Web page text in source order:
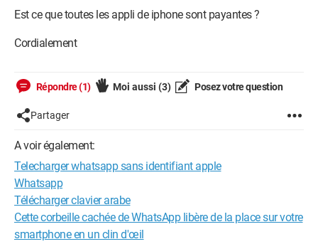
Est ce que toutes les appli de iphone sont payantes ?
Cordialement
Répondre (1) Moi aussi (3) Posez votre question
Partager
A voir également:
Telecharger whatsapp sans identifiant apple
Whatsapp
Télécharger clavier arabe
Cette corbeille cachée de WhatsApp libère de la place sur votre
smartphone en un clin d'œil